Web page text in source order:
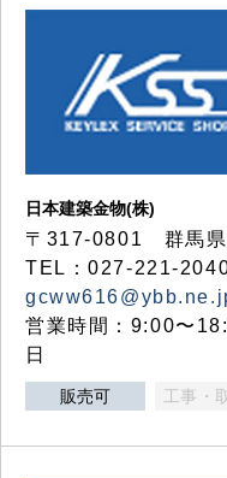
日本建築金物(株)
〒317‐0801 群馬
TEL：027-221-
営業時間：9:00〜
日
販売可 工事・